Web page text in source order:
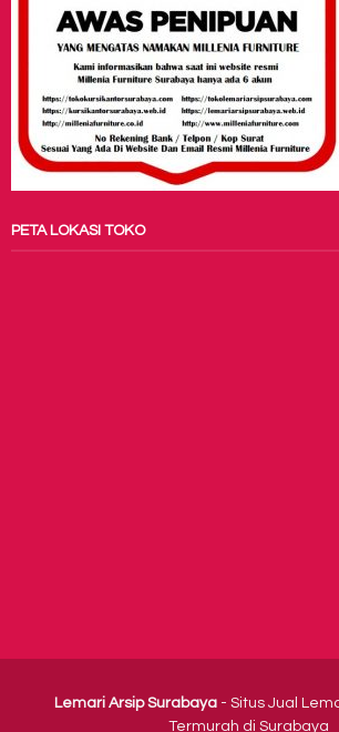
PETA LOKASI TOKO
Lemari Arsip Surabaya - Situs Jual
Termurah di Surabaya